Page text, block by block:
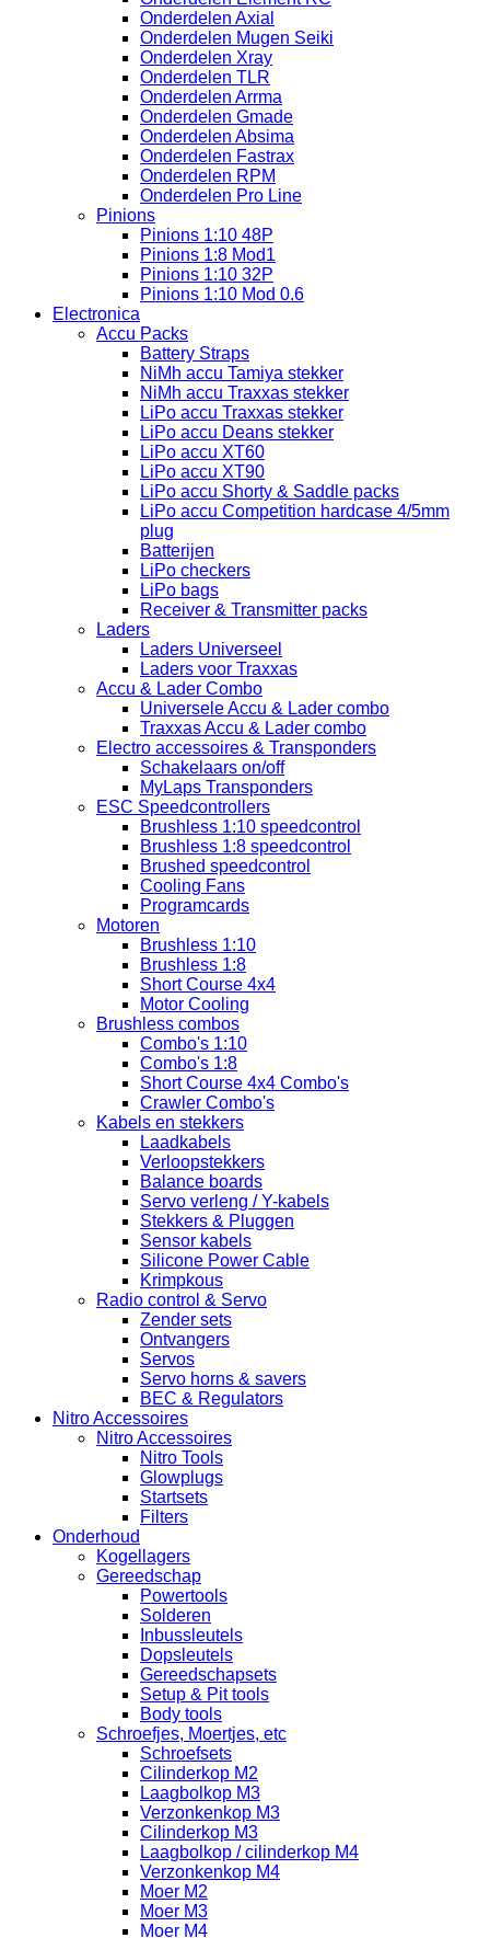
Onderdelen Axial
Onderdelen Mugen Seiki
Onderdelen Xray
Onderdelen TLR
Onderdelen Arrma
Onderdelen Gmade
Onderdelen Absima
Onderdelen Fastrax
Onderdelen RPM
Onderdelen Pro Line
Pinions
Pinions 1:10 48P
Pinions 1:8 Mod1
Pinions 1:10 32P
Pinions 1:10 Mod 0.6
Electronica
Accu Packs
Battery Straps
NiMh accu Tamiya stekker
NiMh accu Traxxas stekker
LiPo accu Traxxas stekker
LiPo accu Deans stekker
LiPo accu XT60
LiPo accu XT90
LiPo accu Shorty & Saddle packs
LiPo accu Competition hardcase 4/5mm
plug
Batterijen
LiPo checkers
LiPo bags
Receiver & Transmitter packs
Laders
Laders Universeel
Laders voor Traxxas
Accu & Lader Combo
Universele Accu & Lader combo
Traxxas Accu & Lader combo
Electro accessoires & Transponders
Schakelaars on/off
MyLaps Transponders
ESC Speedcontrollers
Brushless 1:10 speedcontrol
Brushless 1:8 speedcontrol
Brushed speedcontrol
Cooling Fans
Programcards
Motoren
Brushless 1:10
Brushless 1:8
Short Course 4x4
Motor Cooling
Brushless combos
Combo's 1:10
Combo's 1:8
Short Course 4x4 Combo's
Crawler Combo's
Kabels en stekkers
Laadkabels
Verloopstekkers
Balance boards
Servo verleng / Y-kabels
Stekkers & Pluggen
Sensor kabels
Silicone Power Cable
Krimpkous
Radio control & Servo
Zender sets
Ontvangers
Servos
Servo horns & savers
BEC & Regulators
Nitro Accessoires
Nitro Accessoires
Nitro Tools
Glowplugs
Startsets
Filters
Onderhoud
Kogellagers
Gereedschap
Powertools
Solderen
Inbussleutels
Dopsleutels
Gereedschapsets
Setup & Pit tools
Body tools
Schroefjes, Moertjes, etc
Schroefsets
Cilinderkop M2
Laagbolkop M3
Verzonkenkop M3
Cilinderkop M3
Laagbolkop / cilinderkop M4
Verzonkenkop M4
Moer M2
Moer M3
Moer M4